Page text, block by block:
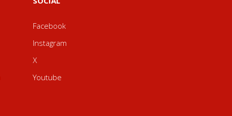
Facebook
Instagram
X
Youtube